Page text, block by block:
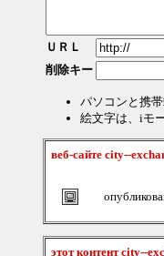
ＵＲＬ
削除キー
パソコンと携
絵文字は、iモ
веб-сайте city--
этот контент city--